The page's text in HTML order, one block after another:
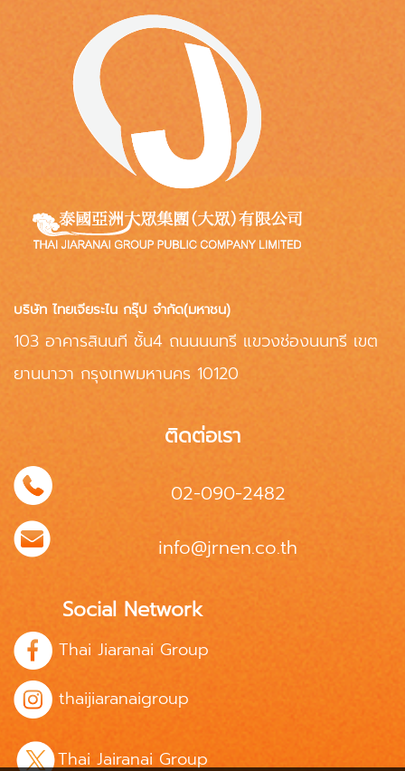
บริษัท ไทยเจียระไน กรุ๊ป จำกัด(มหาชน)
103 อาคารสินนที ชั้น4 ถนนนนทรี แขวงช่องนนทรี เขต
ยานนาวา กรุงเทพมหานคร 10120
ติดต่อเรา
02-090-2482
info@jrnen.co.th
Social Network
Thai Jiaranai Group
thaijiaranaigroup
Thai Jairanai Group